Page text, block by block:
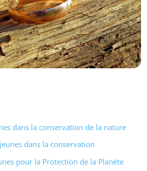
dans la conservation de la nature
dans la conservation
pour la Protection de la Planète